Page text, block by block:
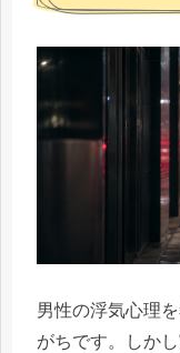
男性の浮気心理
がちです。しか